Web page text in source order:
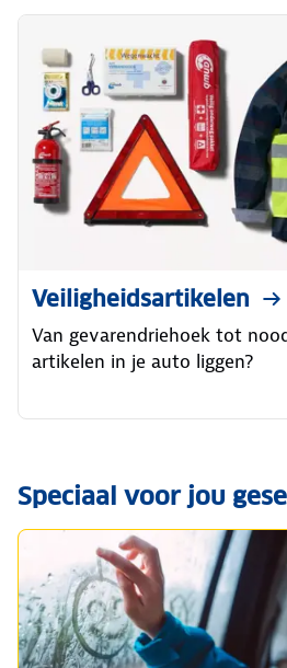
Veiligheidsartikelen
Van gevarendriehoek tot
artikelen in je auto liggen?
Speciaal voor jou